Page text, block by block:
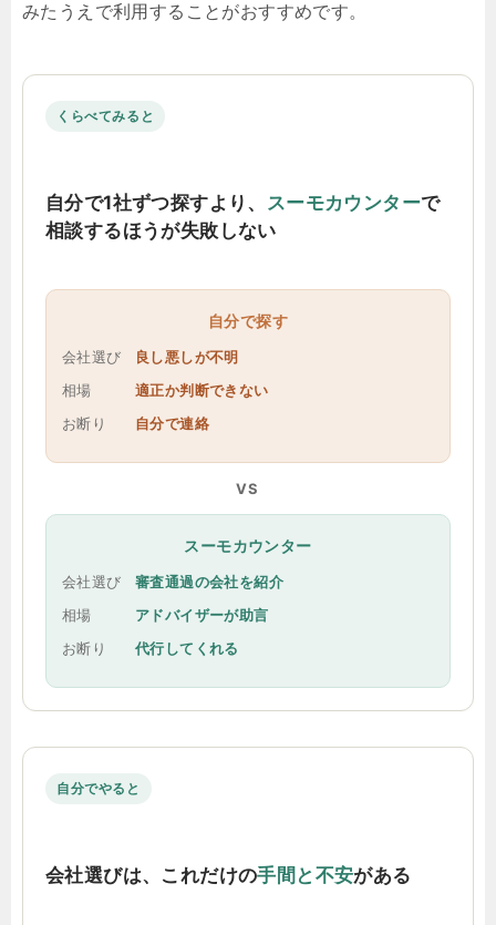
みたうえで利用することがおすすめです。
くらべてみると
自分で1社ずつ探すより、 スーモカウンターで
相談するほうが失敗しない
自分で探す
会社選び
良し悪しが不明
相場
適正か判断できない
お断り
自分で連絡
VS
スーモカウンター
会社選び
審査通過の会社を紹介
相場
アドバイザーが助言
お断り
代行してくれる
自分でやると
会社選びは、これだけの手間と不安がある